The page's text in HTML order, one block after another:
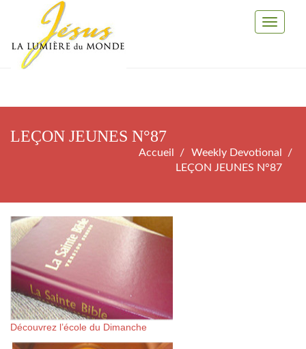
Toggle
LEÇON JEUNES N°87
Accueil
Weekly Devotional
LEÇON JEUNES N°87
Découvrez l’école du Dimanche